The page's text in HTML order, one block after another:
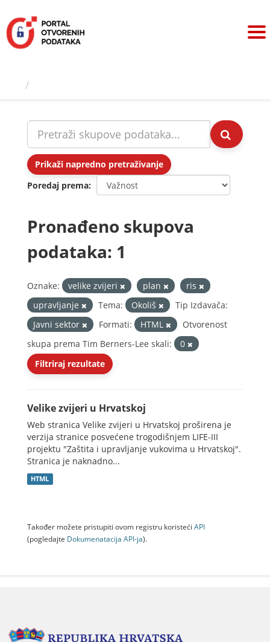
sadržaj
Prikaži napredno pretraživanje
Poredaj prema
Pronađeno skupova
podataka: 1
Oznake: velike zvijeri plan
ris
upravljanje
Tema: Okoliš
Tip Izdavača:
Javni sektor
Formati: HTML
Otvorenost
skupa prema Tim Berners-Lee skali:
0
Filtriraj rezultate
Velike zvijeri u Hrvatskoj
Web stranica Velike zvijeri u Hrvatskoj proširena je
verzija stranice posvećene trogodišnjem LIFE-III
projektu "Zaštita i upravljanje vukovima u Hrvatskoj".
Stranica je naknadno...
HTML
Također možete pristupiti ovom registru koristeći API
(pogledajte Dokumenаtаcijа API-jа).